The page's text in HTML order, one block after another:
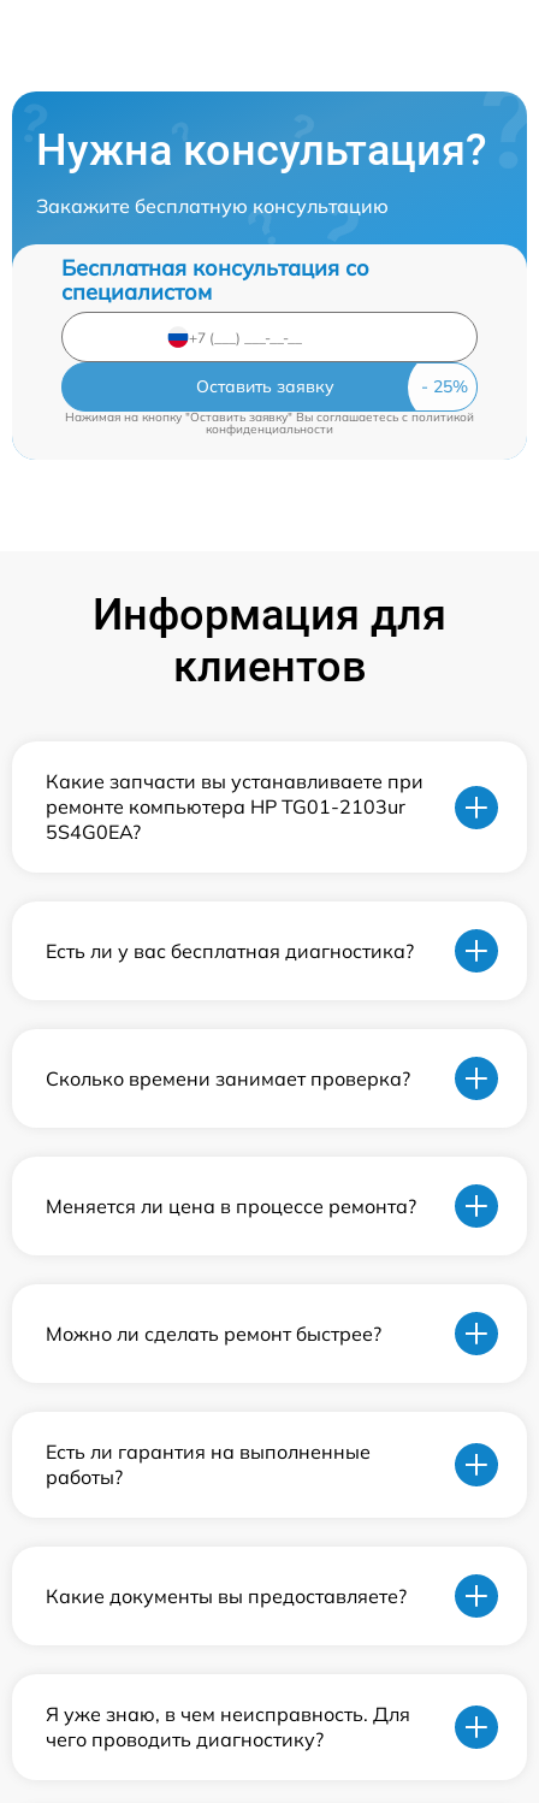
Нужна консультация?
Закажите бесплатную консультацию
Бесплатная консультация со
специалистом
Оставить заявку
Нажимая на кнопку "Оставить заявку" Вы соглашаетесь cполитикой
конфиденциальности
Информация для
клиентов
Какие запчасти вы устанавливаете при
ремонте компьютера HP TG01-2103ur
5S4G0EA?
Есть ли у вас бесплатная диагностика?
Сколько времени занимает проверка?
Меняется ли цена в процессе ремонта?
Можно ли сделать ремонт быстрее?
Есть ли гарантия на выполненные
работы?
Какие документы вы предоставляете?
Я уже знаю, в чем неисправность. Для
чего проводить диагностику?